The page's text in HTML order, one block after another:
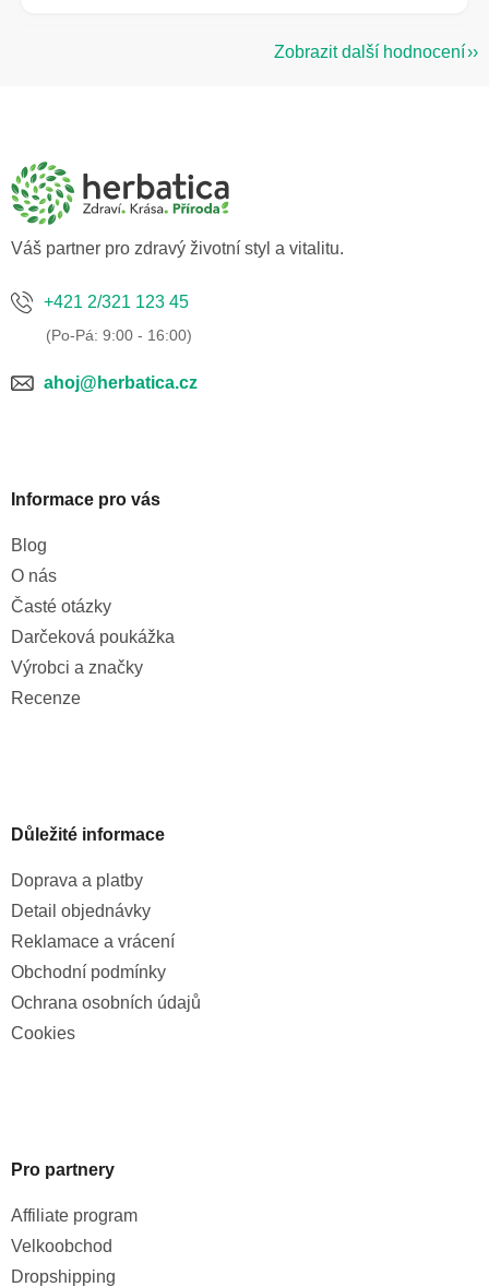
Zobrazit další hodnocení
a
Váš partner pro zdravý životní styl a vitalitu.
+421 2/321 123 45
ahoj@herbatica.cz
Informace pro vás
Blog
O nás
Časté otázky
Darčeková poukážka
Výrobci a značky
Recenze
Důležité informace
Doprava a platby
Detail objednávky
Reklamace a vrácení
Obchodní podmínky
Ochrana osobních údajů
Cookies
Pro partnery
Affiliate program
Velkoobchod
Dropshipping